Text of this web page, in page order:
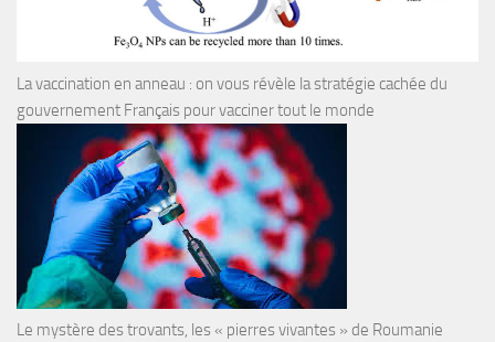
La vaccination en anneau : on vous révèle la stratégie cachée du
gouvernement Français pour vacciner tout le monde
Le mystère des trovants, les « pierres vivantes » de Roumanie